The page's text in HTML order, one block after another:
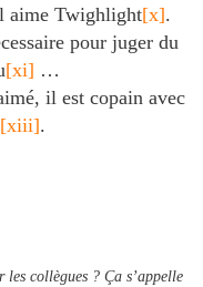
aime Twighlight[x].
pour juger du
[xi] …
il est copain avec
[xiii].
collègues ? Ça s’appelle